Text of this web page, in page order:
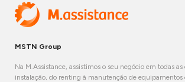
MSTN Group
Na M.Assistance, assistimos o seu negócio em todas
instalação, do renting à manutenção de equipamentos